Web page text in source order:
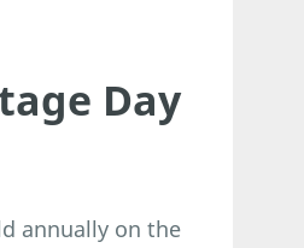
Day
annually on the